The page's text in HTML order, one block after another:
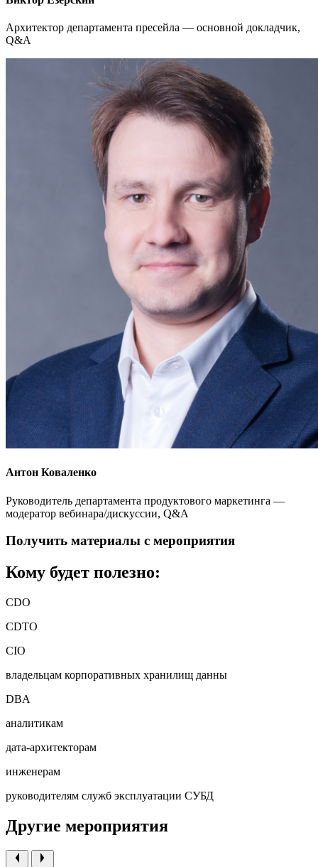
Архитектор департамента пресейла — основной докладчик,
Q&A
Антон Коваленко
Руководитель департамента продуктового маркетинга —
модератор вебинара/дискуссии, Q&A
Получить материалы с мероприятия
Кому будет полезно:
CDO
CDTO
CIO
владельцам корпоративных хранилищ данны
DBA
аналитикам
дата-архитекторам
инженерам
руководителям служб эксплуатации СУБД
Другие мероприятия